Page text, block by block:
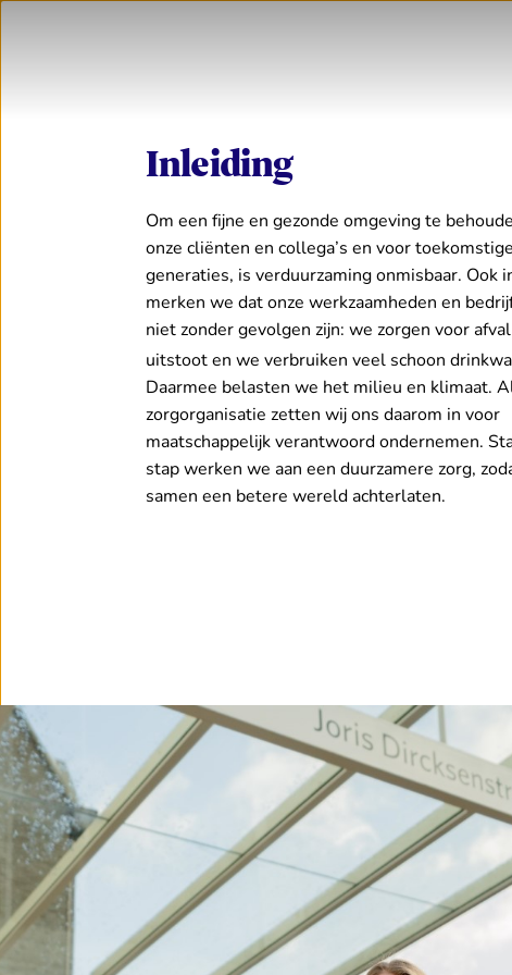
Inleiding
Om een fijne en gezonde omgeving te
onze cliënten en collega’s en voor toekomstige
generaties, is verduurzaming onmisbaar. Ook
merken we dat onze werkzaamheden en
niet zonder gevolgen zijn: we zorgen voor
uitstoot en we verbruiken veel schoon
Daarmee belasten we het milieu en klimaat.
zorgorganisatie zetten wij ons daarom in voor
maatschappelijk verantwoord ondernemen.
stap werken we aan een duurzamere zorg,
samen een betere wereld achterlaten.